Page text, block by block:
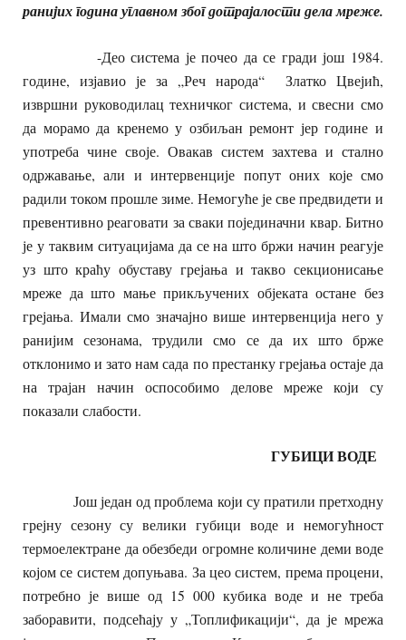
ранијих година углавном због дотрајалости дела мреже.
-Део система је почео да се гради још 1984.
године, изјавио је за „Реч народа“ Златко Цвејић,
извршни руководилац техничког система, и свесни смо
да морамо да кренемо у озбиљан ремонт јер године и
употреба чине своје. Овакав систем захтева и стално
одржавање, али и интервенције попут оних које смо
радили током прошле зиме. Немогуће је све предвидети и
превентивно реаговати за сваки појединачни квар. Битно
је у таквим ситуацијама да се на што бржи начин реагује
уз што краћу обуставу грејања и такво секционисање
мреже да што мање прикључених објеката остане без
грејања. Имали смо значајно више интервенција него у
ранијим сезонама, трудили смо се да их што брже
отклонимо и зато нам сада по престанку грејања остаје да
на трајан начин оспособимо делове мреже који су
показали слабости.
ГУБИЦИ ВОДЕ
Још један од проблема који су пратили претходну
грејну сезону су велики губици воде и немогућност
термоелектране да обезбеди огромне количине деми воде
којом се систем допуњава. За цео систем, према процени,
потребно је више од 15 000 кубика воде и не треба
заборавити, подсећају у „Топлификацији“, да је мрежа